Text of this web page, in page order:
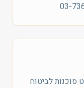
סוכנות לביטוח